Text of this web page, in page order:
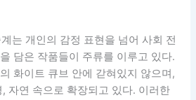
는 개인의 감정 표현을 넘어 사회 전
담은 작품들이 주류를 이루고 있다.
화이트 큐브 안에 갇혀있지 않으며,
자연 속으로 확장되고 있다. 이러한